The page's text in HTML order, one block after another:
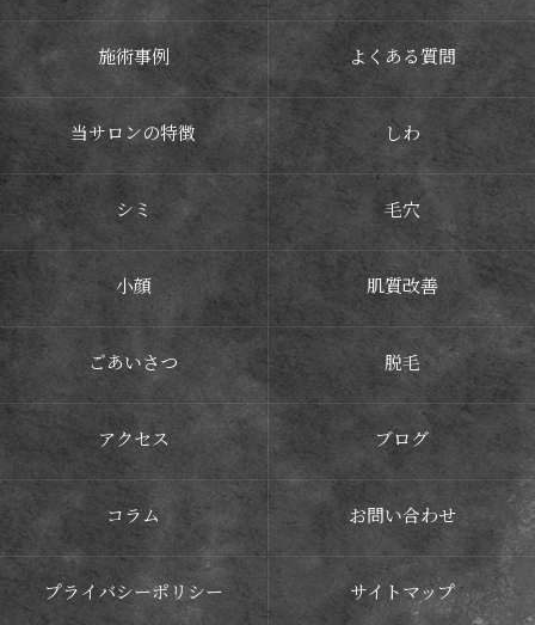
施術事例 よくある質問
当サロンの特徴 しわ
シミ 毛穴
小顔 肌質改善
ごあいさつ 脱毛
アクセス ブログ
コラム お問い合わせ
プライバシーポリシー サイトマップ